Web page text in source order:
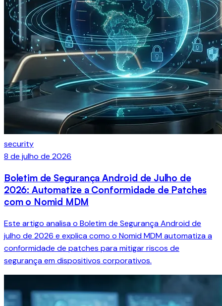
security
8 de julho de 2026
Boletim de Segurança Android de Julho de
2026: Automatize a Conformidade de Patches
com o Nomid MDM
Este artigo analisa o Boletim de Segurança Android de
julho de 2026 e explica como o Nomid MDM automatiza a
conformidade de patches para mitigar riscos de
segurança em dispositivos corporativos.